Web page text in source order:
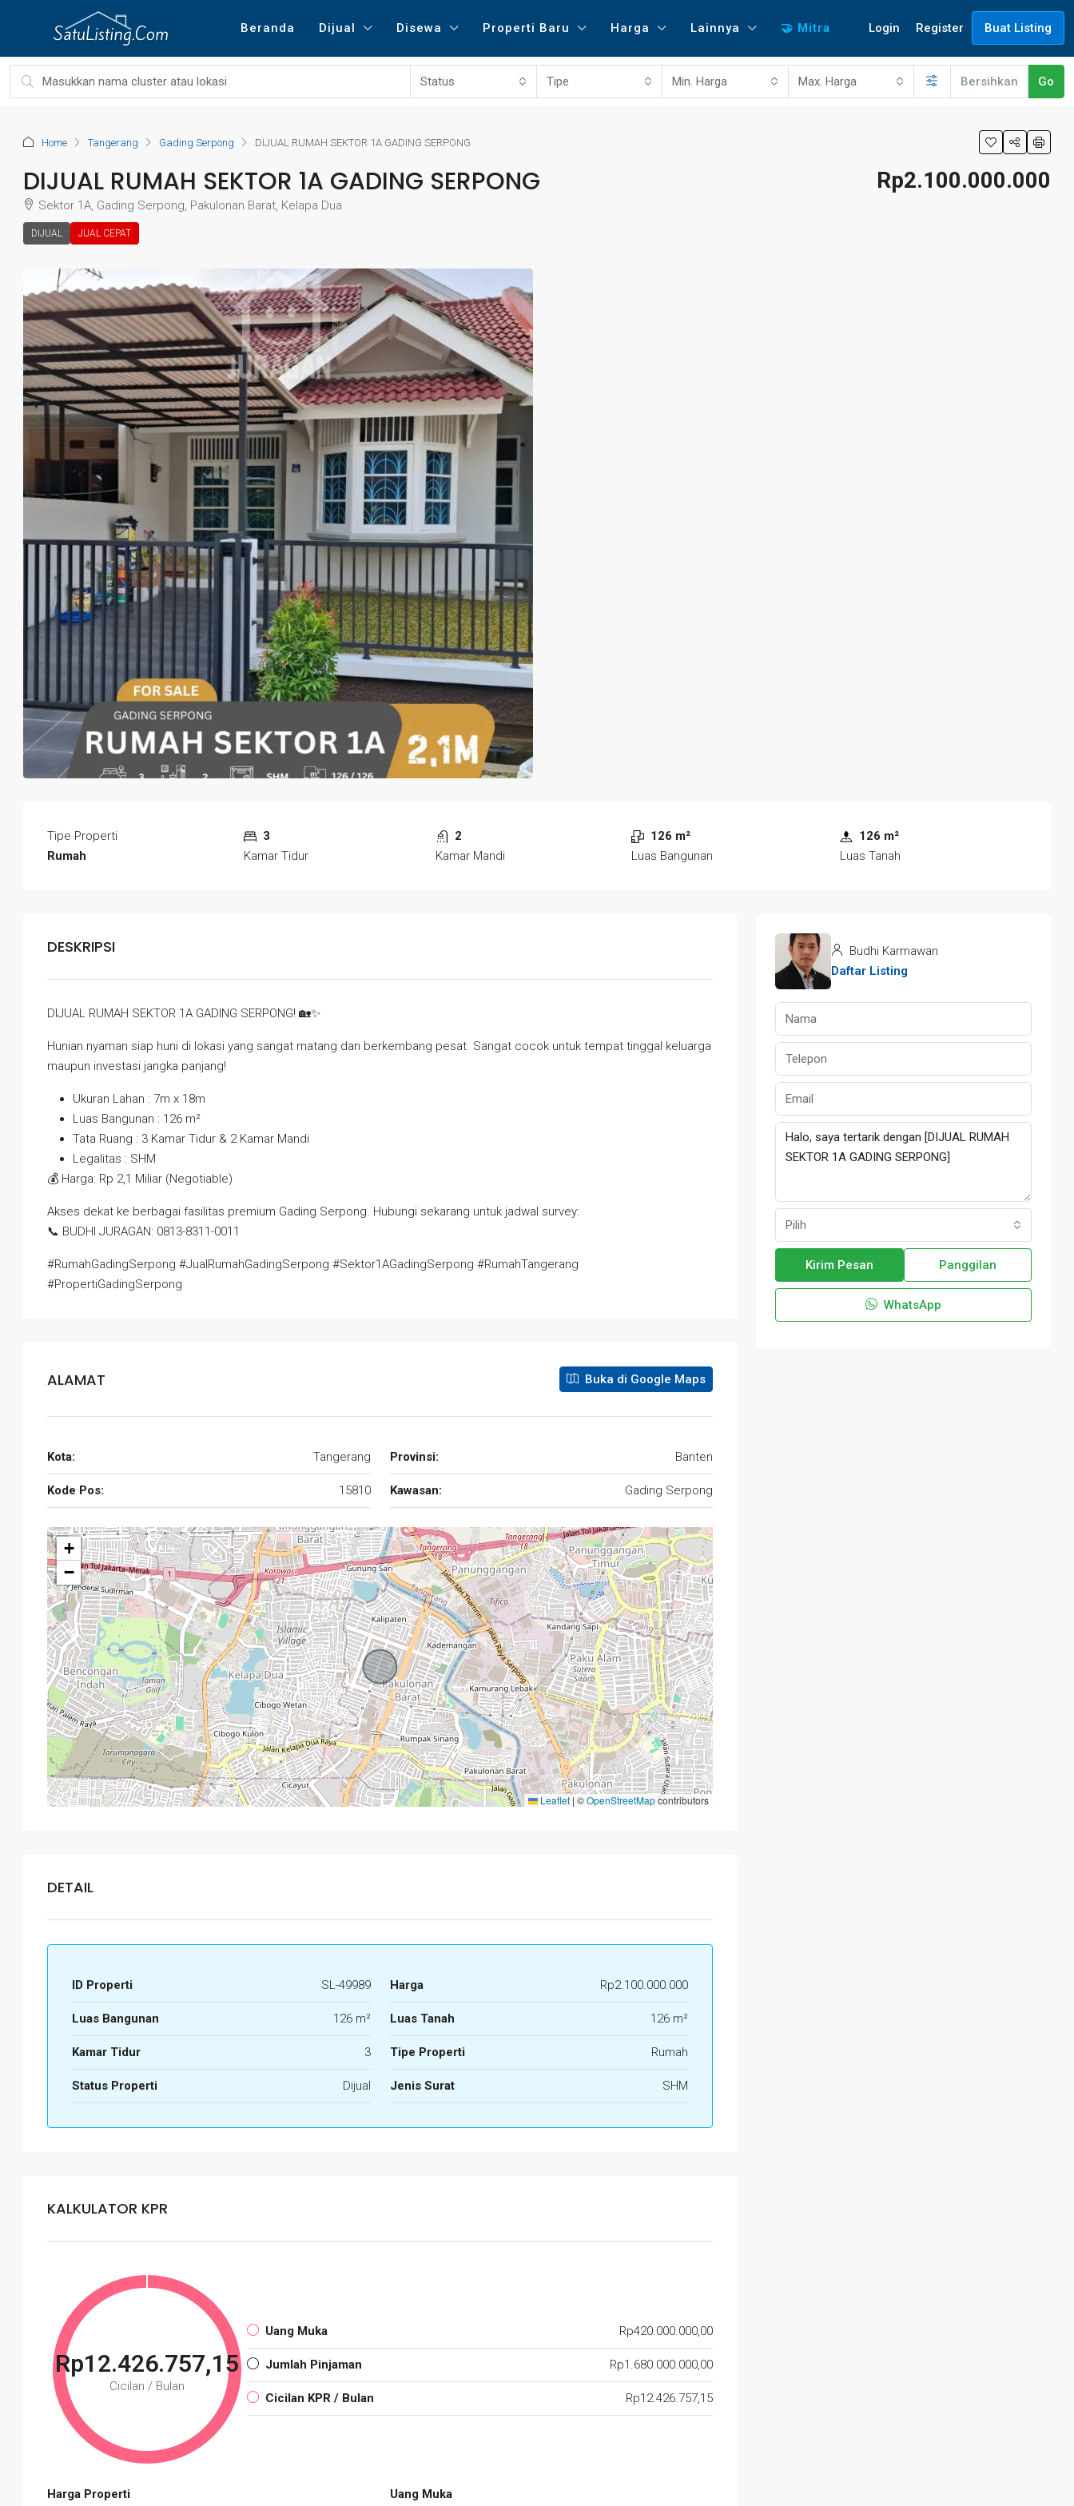
Beranda Dijual Disewa Properti Baru Harga Lainnya 🤝 Mitra Login Register Buat Listing
Status Tipe Min. Harga Max. Harga Bersihkan Go
Home Tangerang Gading Serpong DIJUAL RUMAH SEKTOR 1A GADING SERPONG
DIJUAL RUMAH SEKTOR 1A GADING SERPONG
Sektor 1A, Gading Serpong, Pakulonan Barat, Kelapa Dua
DIJUAL JUAL CEPAT
Rp2.100.000.000
Tipe Properti
Rumah
3
Kamar Tidur
2
Kamar Mandi
126 m²
Luas Bangunan
126 m²
Luas Tanah
DESKRIPSI
DIJUAL RUMAH SEKTOR 1A GADING SERPONG! 🏡✨
Hunian nyaman siap huni di lokasi yang sangat matang dan berkembang pesat. Sangat cocok untuk tempat tinggal keluarga
maupun investasi jangka panjang!
Ukuran Lahan : 7m x 18m
Luas Bangunan : 126 m²
Tata Ruang : 3 Kamar Tidur & 2 Kamar Mandi
Legalitas : SHM
💰 Harga: Rp 2,1 Miliar (Negotiable)
Akses dekat ke berbagai fasilitas premium Gading Serpong. Hubungi sekarang untuk jadwal survey:
📞 BUDHI JURAGAN: 0813-8311-0011
#RumahGadingSerpong #JualRumahGadingSerpong #Sektor1AGadingSerpong #RumahTangerang
#PropertiGadingSerpong
ALAMAT Buka di Google Maps
Kota: Tangerang Provinsi: Banten
Kode Pos: 15810 Kawasan: Gading Serpong
+
−
Leaflet | ©OpenStreetMapcontributors
DETAIL
ID Properti SL-49989 Harga Rp2.100.000.000
Luas Bangunan 126 m² Luas Tanah 126 m²
Kamar Tidur 3 Tipe Properti Rumah
Status Properti Dijual Jenis Surat SHM
KALKULATOR KPR
Rp12.426.757,15
Cicilan / Bulan
Uang Muka Rp420.000.000,00
Jumlah Pinjaman Rp1.680.000.000,00
Cicilan KPR / Bulan Rp12.426.757,15
Harga Properti Uang Muka
Budhi Karmawan
Daftar Listing
Pilih
Kirim Pesan Panggilan
WhatsApp